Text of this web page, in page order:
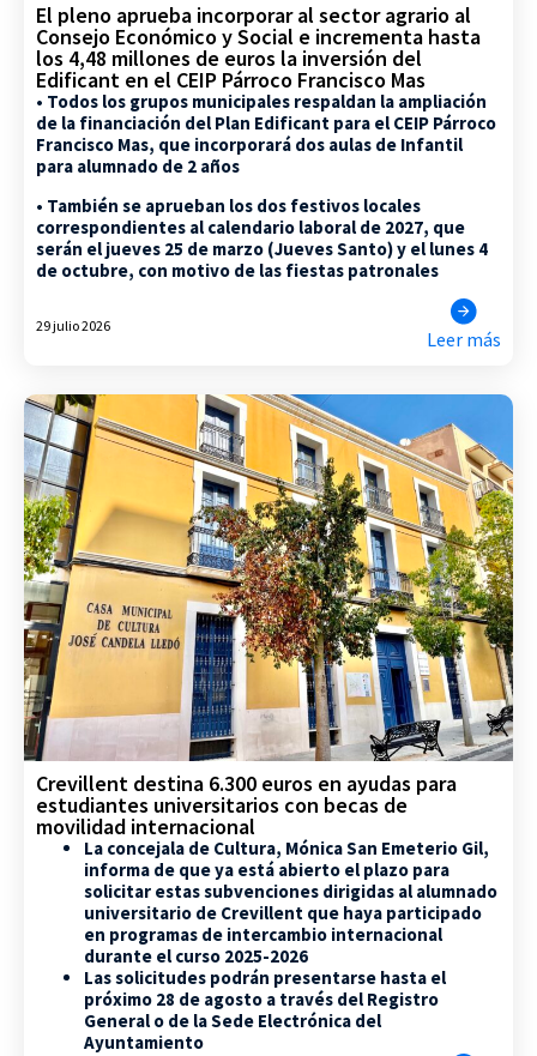
El pleno aprueba incorporar al sector agrario al
Consejo Económico y Social e incrementa hasta
los 4,48 millones de euros la inversión del
Edificant en el CEIP Párroco Francisco Mas
• Todos los grupos municipales respaldan la ampliación
de la financiación del Plan Edificant para el CEIP Párroco
Francisco Mas, que incorporará dos aulas de Infantil
para alumnado de 2 años
• También se aprueban los dos festivos locales
correspondientes al calendario laboral de 2027, que
serán el jueves 25 de marzo (Jueves Santo) y el lunes 4
de octubre, con motivo de las fiestas patronales
29 julio 2026
Leer más
Crevillent destina 6.300 euros en ayudas para
estudiantes universitarios con becas de
movilidad internacional
La concejala de Cultura, Mónica San Emeterio Gil,
informa de que ya está abierto el plazo para
solicitar estas subvenciones dirigidas al alumnado
universitario de Crevillent que haya participado
en programas de intercambio internacional
durante el curso 2025-2026
Las solicitudes podrán presentarse hasta el
próximo 28 de agosto a través del Registro
General o de la Sede Electrónica del
Ayuntamiento